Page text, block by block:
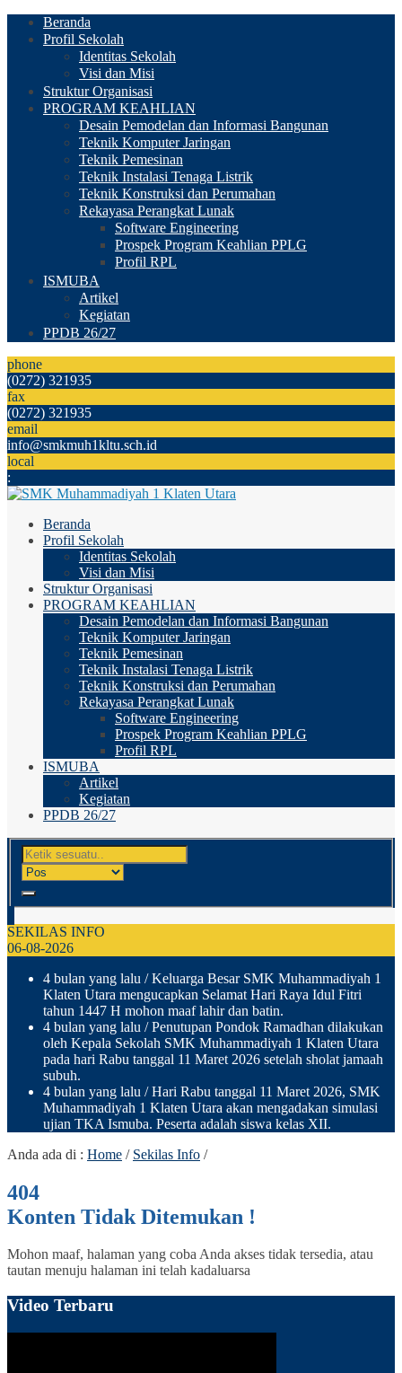
Beranda
Profil Sekolah
Identitas Sekolah
Visi dan Misi
Struktur Organisasi
PROGRAM KEAHLIAN
Desain Pemodelan dan Informasi Bangunan
Teknik Komputer Jaringan
Teknik Pemesinan
Teknik Instalasi Tenaga Listrik
Teknik Konstruksi dan Perumahan
Rekayasa Perangkat Lunak
Software Engineering
Prospek Program Keahlian PPLG
Profil RPL
ISMUBA
Artikel
Kegiatan
PPDB 26/27
phone
(0272) 321935
fax
(0272) 321935
email
info@smkmuh1kltu.sch.id
local
:
Beranda
Profil Sekolah
Identitas Sekolah
Visi dan Misi
Struktur Organisasi
PROGRAM KEAHLIAN
Desain Pemodelan dan Informasi Bangunan
Teknik Komputer Jaringan
Teknik Pemesinan
Teknik Instalasi Tenaga Listrik
Teknik Konstruksi dan Perumahan
Rekayasa Perangkat Lunak
Software Engineering
Prospek Program Keahlian PPLG
Profil RPL
ISMUBA
Artikel
Kegiatan
PPDB 26/27
SEKILAS INFO
06-08-2026
4 bulan yang lalu / Keluarga Besar SMK Muhammadiyah 1
Klaten Utara mengucapkan Selamat Hari Raya Idul Fitri
tahun 1447 H mohon maaf lahir dan batin.
4 bulan yang lalu / Penutupan Pondok Ramadhan dilakukan
oleh Kepala Sekolah SMK Muhammadiyah 1 Klaten Utara
pada hari Rabu tanggal 11 Maret 2026 setelah sholat jamaah
subuh.
4 bulan yang lalu / Hari Rabu tanggal 11 Maret 2026, SMK
Muhammadiyah 1 Klaten Utara akan mengadakan simulasi
ujian TKA Ismuba. Peserta adalah siswa kelas XII.
Anda ada di : Home / Sekilas Info /
404
Konten Tidak Ditemukan !
Mohon maaf, halaman yang coba Anda akses tidak tersedia, atau
tautan menuju halaman ini telah kadaluarsa
Video Terbaru